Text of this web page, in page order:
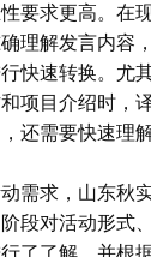
要求更高。在
理解发言内容
快速转换。尤
项目介绍时，
还需要快速理
需求，山东秋
段对活动形式
了了解，并根